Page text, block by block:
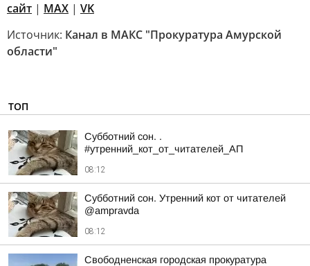
сайт | MAX | VK
Источник: Канал в МАКС "Прокуратура Амурской
области"
ТОП
Субботний сон. .
#утренний_кот_от_читателей_АП
08:12
Субботний сон. Утренний кот от читателей
@ampravda
08:12
Свободненская городская прокуратура